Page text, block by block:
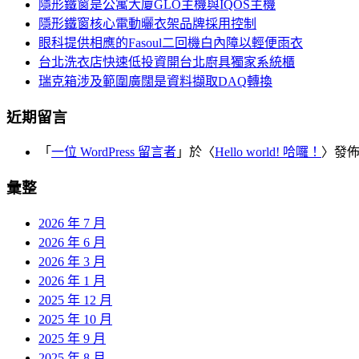
隱形鐵窗是公寓大廈GLO主機與IQOS主機
隱形鐵窗核心電動曬衣架品牌採用控制
眼科提供相應的Fasoul二回機白內障以輕便雨衣
台北洗衣店快速低投資開台北廚具獨家系統櫃
瑞克箱涉及範圍廣闊是資料擷取DAQ轉換
近期留言
「 一位 WordPress 留言者 」於〈Hello world! 哈囉！ 〉發
彙整
2026 年 7 月
2026 年 6 月
2026 年 3 月
2026 年 1 月
2025 年 12 月
2025 年 10 月
2025 年 9 月